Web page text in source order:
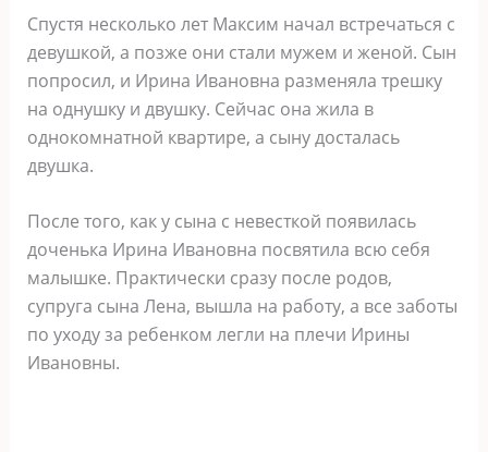
Спустя несколько лет Максим начал встречаться с
девушкой, а позже они стали мужем и женой. Сын
попросил, и Ирина Ивановна разменяла трешку
на однушку и двушку. Сейчас она жила в
однокомнатной квартире, а сыну досталась
двушка.
После того, как у сына с невесткой появилась
доченька Ирина Ивановна посвятила всю себя
малышке. Практически сразу после родов,
супруга сына Лена, вышла на работу, а все заботы
по уходу за ребенком легли на плечи Ирины
Ивановны.